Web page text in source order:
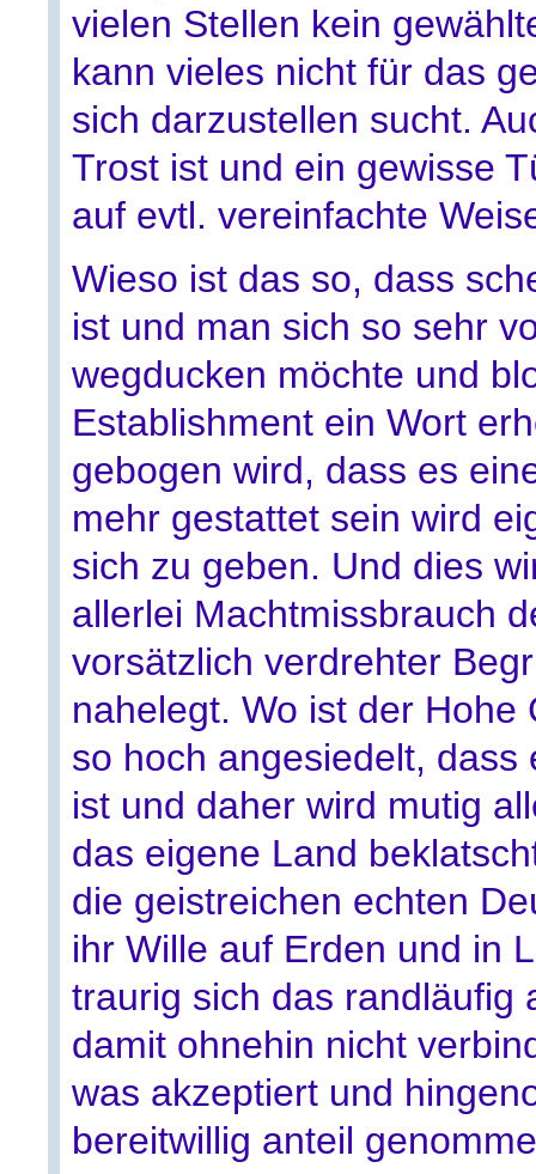
vielen Stellen kein
kann vieles nicht für das
sich darzustellen sucht.
Trost ist und ein gewisse
auf evtl. vereinfachte
Wieso ist das so, dass
ist und man sich so sehr
wegducken möchte und
Establishment ein Wort
gebogen wird, dass es
mehr gestattet sein wird
sich zu geben. Und dies
allerlei Machtmissbrauch
vorsätzlich verdrehter
nahelegt. Wo ist der
so hoch angesiedelt,
ist und daher wird mutig
das eigene Land
die geistreichen echten
ihr Wille auf Erden und in
traurig sich das randläufig
damit ohnehin nicht
was akzeptiert und
bereitwillig anteil